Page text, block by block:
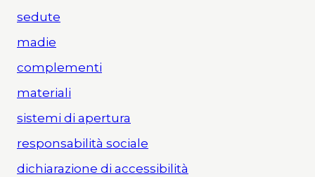
sedute
madie
complementi
materiali
sistemi di apertura
responsabilità sociale
dichiarazione di accessibilità